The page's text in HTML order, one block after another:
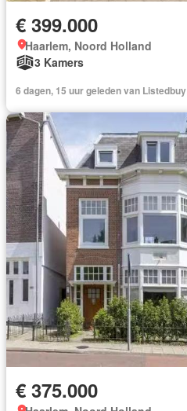
€ 399.000
Haarlem, Noord Holland
3 Kamers
6 dagen, 15 uur geleden van Listedbuy
€ 375.000